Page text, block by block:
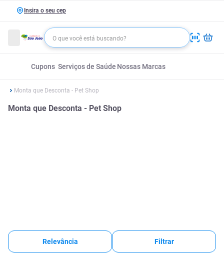
Insira o seu cep
Cupons Serviços de Saúde Nossas Marcas
Monta que Desconta - Pet Shop
Monta que Desconta - Pet Shop
Relevância Filtrar